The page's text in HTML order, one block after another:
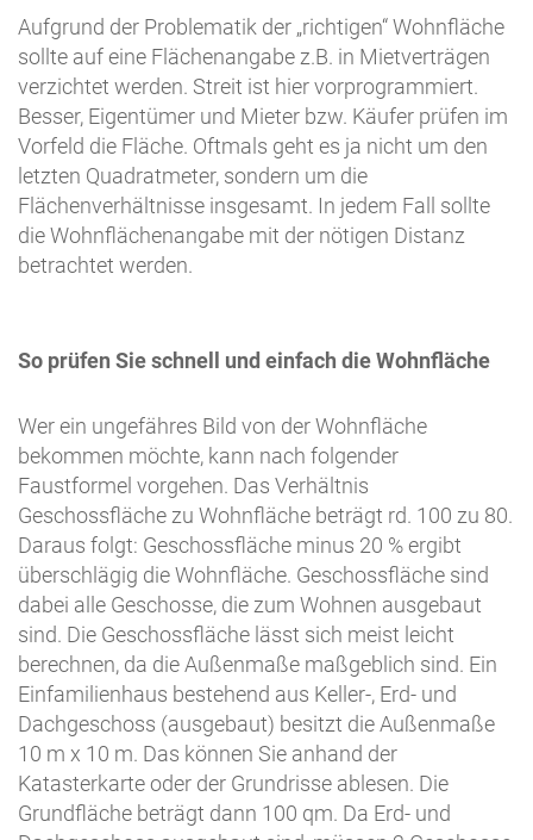
Aufgrund der Problematik der „richtigen“ Wohnfläche
sollte auf eine Flächenangabe z.B. in Mietverträgen
verzichtet werden. Streit ist hier vorprogrammiert.
Besser, Eigentümer und Mieter bzw. Käufer prüfen im
Vorfeld die Fläche. Oftmals geht es ja nicht um den
letzten Quadratmeter, sondern um die
Flächenverhältnisse insgesamt. In jedem Fall sollte
die Wohnflächenangabe mit der nötigen Distanz
betrachtet werden.
So prüfen Sie schnell und einfach die Wohnfläche
Wer ein ungefähres Bild von der Wohnfläche
bekommen möchte, kann nach folgender
Faustformel vorgehen. Das Verhältnis
Geschossfläche zu Wohnfläche beträgt rd. 100 zu 80.
Daraus folgt: Geschossfläche minus 20 % ergibt
überschlägig die Wohnfläche. Geschossfläche sind
dabei alle Geschosse, die zum Wohnen ausgebaut
sind. Die Geschossfläche lässt sich meist leicht
berechnen, da die Außenmaße maßgeblich sind. Ein
Einfamilienhaus bestehend aus Keller-, Erd- und
Dachgeschoss (ausgebaut) besitzt die Außenmaße
10 m x 10 m. Das können Sie anhand der
Katasterkarte oder der Grundrisse ablesen. Die
Grundfläche beträgt dann 100 qm. Da Erd- und